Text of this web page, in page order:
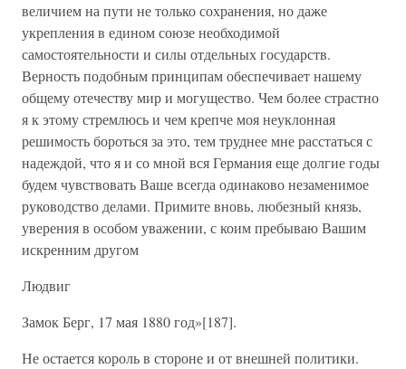
величием на пути не только сохранения, но даже
укрепления в едином союзе необходимой
самостоятельности и силы отдельных государств.
Верность подобным принципам обеспечивает нашему
общему отечеству мир и могущество. Чем более страстно
я к этому стремлюсь и чем крепче моя неуклонная
решимость бороться за это, тем труднее мне расстаться с
надеждой, что я и со мной вся Германия еще долгие годы
будем чувствовать Ваше всегда одинаково незаменимое
руководство делами. Примите вновь, любезный князь,
уверения в особом уважении, с коим пребываю Вашим
искренним другом
Людвиг
Замок Берг, 17 мая 1880 год»[187].
Не остается король в стороне и от внешней политики.